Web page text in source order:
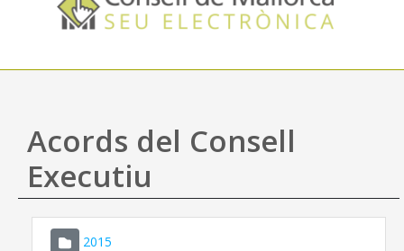
Accés i seguretat
Utilitats
Ajuda
Acords del Consell
Executiu
2015